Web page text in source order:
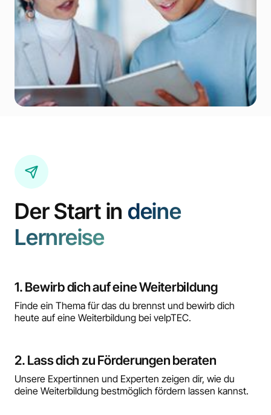
Der Start in deine
Lernreise
1. Bewirb dich auf eine Weiterbildung
Finde ein Thema für das du brennst und bewirb dich
heute auf eine Weiterbildung bei velpTEC.
2. Lass dich zu Förderungen beraten
Unsere Expertinnen und Experten zeigen dir, wie du
deine Weiterbildung bestmöglich fördern lassen kannst.